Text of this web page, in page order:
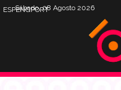
Sábado, 08 Agosto 2026
ESPENGPORT